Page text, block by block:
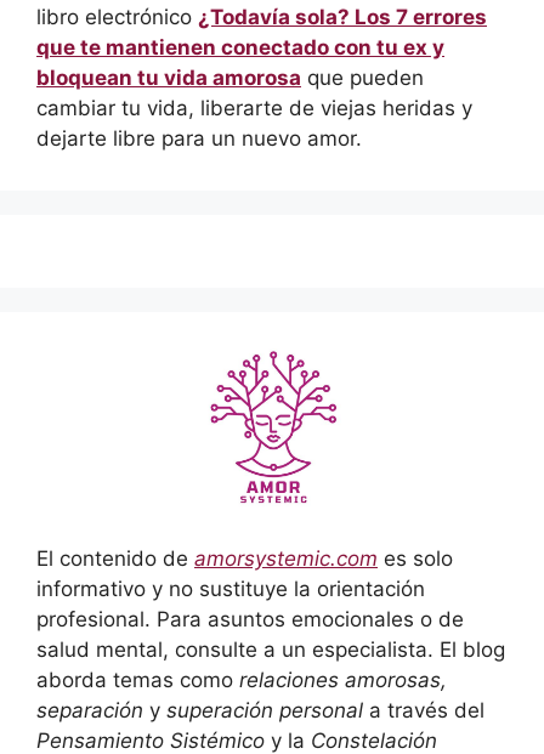
libro electrónico ¿Todavía sola? Los 7 errores
que te mantienen conectado con tu ex y
bloquean tu vida amorosa que pueden
cambiar tu vida, liberarte de viejas heridas y
dejarte libre para un nuevo amor.
El contenido de amorsystemic.com es solo
informativo y no sustituye la orientación
profesional. Para asuntos emocionales o de
salud mental, consulte a un especialista. El blog
aborda temas como relaciones amorosas,
separación y superación personal a través del
Pensamiento Sistémico y la Constelación